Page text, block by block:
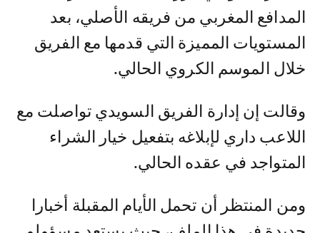
المدافع المغربي من فريقه الأصلي، بعد
المستويات المميزة التي قدمها مع الفريق
خلال الموسم الكروي الحالي.
وقالت إن إدارة الفريق السويدي تواصلت مع
اللاعب داري لإبلاغه بتفعيل خيار الشراء
المتواجد في عقده الحالي.
ومن المنتظر أن تحمل الأيام المقبلة أخبارا